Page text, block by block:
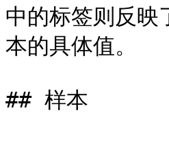
中的标签则反映
本的具体值。
## 样本